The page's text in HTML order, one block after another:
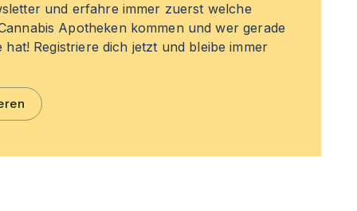
und erfahre immer zuerst welche
Apotheken kommen und wer gerade
hat! Registriere dich jetzt und bleibe immer